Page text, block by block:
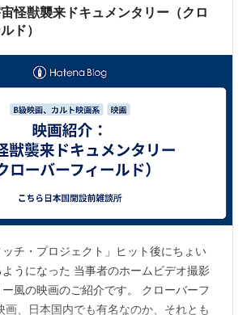
怪獣襲来ドキュメンタリー（クロ
ド）
ッチ・プロジェクト」ヒット後にちょい
うになった 当事者のホームビデオ撮影
ー風の映画のご紹介です。 クローバーフ
画、日本国内でも有名なのか、それとも